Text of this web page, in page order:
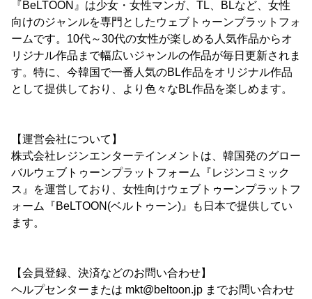
『BeLTOON』は少女・女性マンガ、TL、BLなど、女性
向けのジャンルを専門としたウェブトゥーンプラットフォ
ームです。10代～30代の女性が楽しめる人気作品からオ
リジナル作品まで幅広いジャンルの作品が毎日更新されま
す。特に、今韓国で一番人気のBL作品をオリジナル作品
として提供しており、より色々なBL作品を楽しめます。
【運営会社について】
株式会社レジンエンターテインメントは、韓国発のグロー
バルウェブトゥーンプラットフォーム『レジンコミック
ス』を運営しており、女性向けウェブトゥーンプラットフ
ォーム『BeLTOON(ベルトゥーン)』も日本で提供してい
ます。
【会員登録、決済などのお問い合わせ】
ヘルプセンターまたは mkt@beltoon.jp までお問い合わせ